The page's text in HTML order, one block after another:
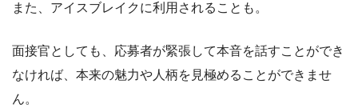
また、アイスブレイクに利用されることも。
面接官としても、応募者が緊張して本音を話すことができ
なければ、本来の魅力や人柄を見極めることができませ
ん。